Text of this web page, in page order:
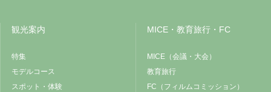
観光案内
特集
モデルコース
スポット・体験
MICE・教育旅行・FC
MICE（会議・大会）
教育旅行
FC（フィルムコミッション）